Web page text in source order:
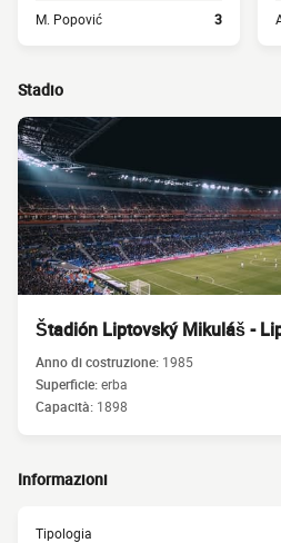
M. Popović 3
Stadio
Štadión Liptovský Mikuláš -
Anno di costruzione: 1985
Superficie:erba
Capacità: 1898
Informazioni
Tipologia